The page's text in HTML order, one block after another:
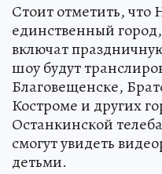
Стоит отметить,
единственный
включат
шоу будут
Благовещенске,
Костроме и других
Останкинской
смогут увидеть
детьми.